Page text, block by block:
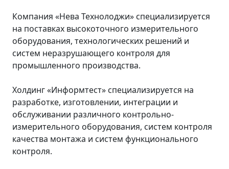
Компания «Нева Технолоджи» специализируется
на поставках высокоточного измерительного
оборудования, технологических решений и
систем неразрушающего контроля для
промышленного производства.
Холдинг «Информтест» специализируется на
разработке, изготовлении, интеграции и
обслуживании различного контрольно-
измерительного оборудования, систем контроля
качества монтажа и систем функционального
контроля.